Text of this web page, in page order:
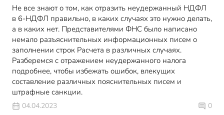
Не все знают о том, как отразить неудержанный НДФЛ
в 6-НДФЛ правильно, в каких случаях это нужно делать,
а в каких нет. Представителями ФНС было написано
немало разъяснительных информационных писем о
заполнении строк Расчета в различных случаях.
Разберемся с отражением неудержанного налога
подробнее, чтобы избежать ошибок, влекущих
составление различных пояснительных писем и
штрафные санкции.
04.04.2023 0